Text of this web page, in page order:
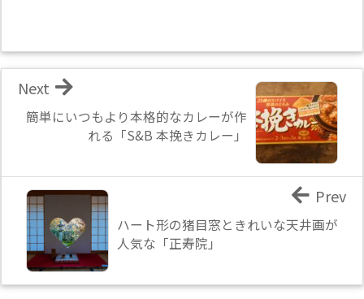
簡単にいつもより本格的なカレーが作
れる「S&B 本挽きカレー」
Next
ハート形の猪目窓ときれいな天井画が
人気な「正寿院」
Prev